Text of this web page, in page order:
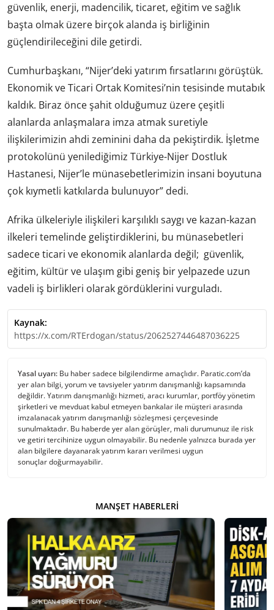
güvenlik, enerji, madencilik, ticaret, eğitim ve sağlık
başta olmak üzere birçok alanda iş birliğinin
güçlendirileceğini dile getirdi.
Cumhurbaşkanı, “Nijer’deki yatırım fırsatlarını görüştük.
Ekonomik ve Ticari Ortak Komitesi’nin tesisinde mutabık
kaldık. Biraz önce şahit olduğumuz üzere çeşitli
alanlarda anlaşmalara imza atmak suretiyle
ilişkilerimizin ahdi zeminini daha da pekiştirdik. İşletme
protokolünü yenilediğimiz Türkiye-Nijer Dostluk
Hastanesi, Nijer’le münasebetlerimizin insani boyutuna
çok kıymetli katkılarda bulunuyor” dedi.
Afrika ülkeleriyle ilişkileri karşılıklı saygı ve kazan-kazan
ilkeleri temelinde geliştirdiklerini, bu münasebetleri
sadece ticari ve ekonomik alanlarda değil; güvenlik,
eğitim, kültür ve ulaşım gibi geniş bir yelpazede uzun
vadeli iş birlikleri olarak gördüklerini vurguladı.
Kaynak:
https://x.com/RTErdogan/status/2062527446487036225
Yasal uyarı: Bu haber sadece bilgilendirme amaçlıdır. Paratic.com’da
yer alan bilgi, yorum ve tavsiyeler yatırım danışmanlığı kapsamında
değildir. Yatırım danışmanlığı hizmeti, aracı kurumlar, portföy yönetim
şirketleri ve mevduat kabul etmeyen bankalar ile müşteri arasında
imzalanacak yatırım danışmanlığı sözleşmesi çerçevesinde
sunulmaktadır. Bu haberde yer alan görüşler, mali durumunuz ile risk
ve getiri tercihinize uygun olmayabilir. Bu nedenle yalnızca burada yer
alan bilgilere dayanarak yatırım kararı verilmesi uygun
sonuçlar doğurmayabilir.
MANŞET HABERLERI